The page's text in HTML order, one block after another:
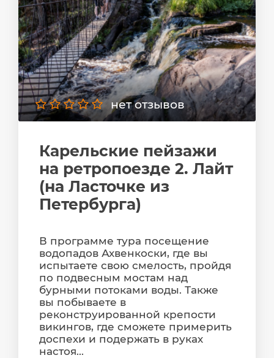
нет отзывов
Карельские пейзажи
на ретропоезде 2. Лайт
(на Ласточке из
Петербурга)
В программе тура посещение
водопадов Ахвенкоски, где вы
испытаете свою смелость, пройдя
по подвесным мостам над
бурными потоками воды. Также
вы побываете в
реконструированной крепости
викингов, где сможете примерить
доспехи и подержать в руках
настоя...